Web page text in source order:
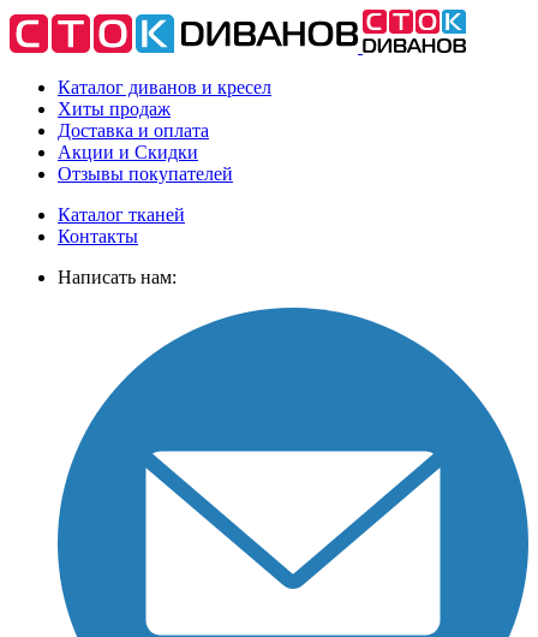
Каталог диванов и кресел
Хиты продаж
Доставка и оплата
Акции и Скидки
Отзывы покупателей
Каталог тканей
Контакты
Написать нам: